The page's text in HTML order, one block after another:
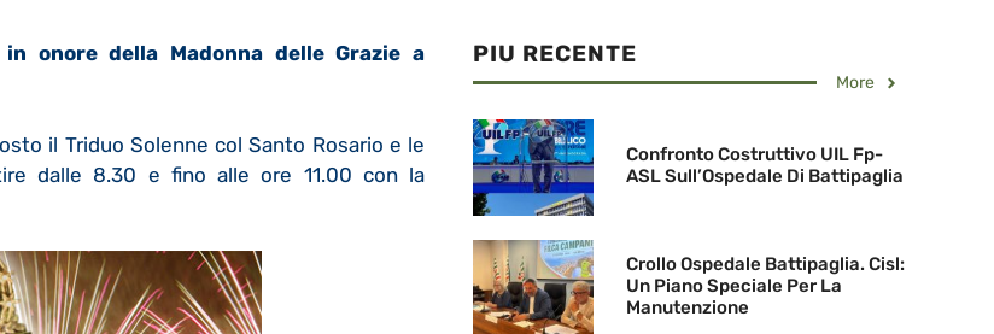
onore della Madonna delle Grazie a
il Triduo Solenne col Santo Rosario e le
dalle 8.30 e fino alle ore 11.00 con la
PIU RECENTE
More
Confronto Costruttivo UIL Fp-
ASL Sull’Ospedale Di Battipaglia
Crollo Ospedale Battipaglia. Cisl:
Un Piano Speciale Per La
Manutenzione